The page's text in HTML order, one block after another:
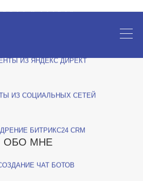
ИЗ ЯНДЕКС ДИРЕКТ
ИЗ СОЦИАЛЬНЫХ СЕТЕЙ
БИТРИКС24 CRM
ЧАТ БОТОВ
ОБО МНЕ